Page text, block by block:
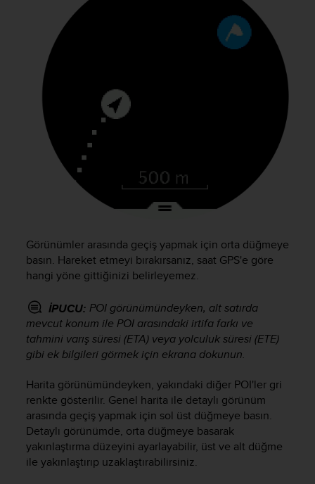
Görünümler arasında geçiş yapmak için orta düğmeye
basın. Hareket etmeyi bırakırsanız, saat GPS'e göre
hangi yöne gittiğinizi belirleyemez.
İPUCU: POI görünümündeyken, alt satırda
mevcut konum ile POI arasındaki irtifa farkı ve
tahmini varış süresi (ETA) veya yolculuk süresi (ETE)
gibi ek bilgileri görmek için ekrana dokunun.
Harita görünümündeyken, yakındaki diğer POI'ler gri
renkte gösterilir. Genel harita ile detaylı görünüm
arasında geçiş yapmak için sol üst düğmeye basın.
Detaylı görünümde, orta düğmeye basarak
yakınlaştırma düzeyini ayarlayabilir, üst ve alt düğme
ile yakınlaştırıp uzaklaştırabilirsiniz.